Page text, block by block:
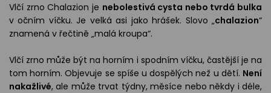
Přihlásit
brýle
značek
Vlčí zrno Chalazion je nebolestivá cysta nebo tvrdá bulka
v očním víčku. Je velká asi jako hrášek. Slovo „chalazion“
znamená v řečtině „malá kroupa“.
Vlčí zrno může být na horním i spodním víčku, častější je na
tom horním. Objevuje se spíše u dospělých než u dětí. Není
nakažlivé, ale může trvat týdny, měsíce nebo někdy i déle,